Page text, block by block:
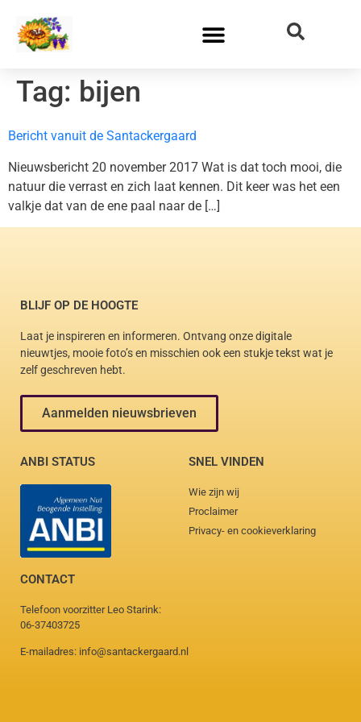
Tag: bijen
Bericht vanuit de Santackergaard
Nieuwsbericht 20 november 2017 Wat is dat toch mooi, die
natuur die verrast en zich laat kennen. Dit keer was het een
valkje dat van de ene paal naar de […]
BLIJF OP DE HOOGTE
Laat je inspireren en informeren. Ontvang onze digitale
nieuwtjes, mooie foto’s en misschien ook een stukje tekst wat je
zelf geschreven hebt.
Aanmelden nieuwsbrieven
ANBI STATUS SNEL VINDEN
Wie zijn wij
Proclaimer
Privacy- en cookieverklaring
CONTACT
Telefoon voorzitter Leo Starink:
06-37403725
E-mailadres: info@santackergaard.nl